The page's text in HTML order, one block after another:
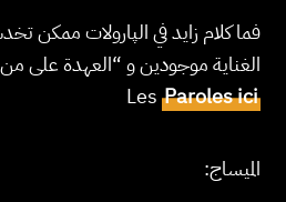
فما كلام زايد في الپارولات ممكن
الغناية موجودين و “العهدة على
Les Paroles ici
الميساج: